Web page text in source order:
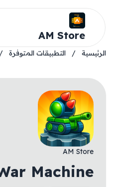
AM Store
الرئيسية / التطبيقات المتوفرة /
AM Store
Machine